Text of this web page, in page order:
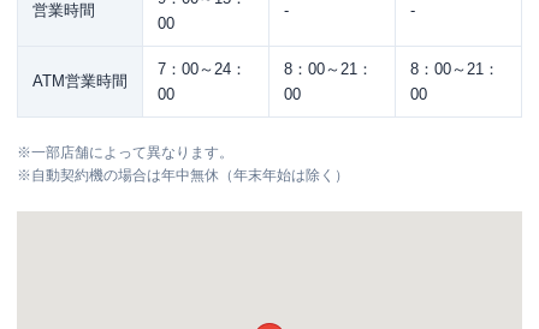
営業時間
00
- -
ATM営業時間
7：00～24：
00
8：00～21：
00
8：00～21：
00
※一部店舗によって異なります。
※自動契約機の場合は年中無休（年末年始は除く）